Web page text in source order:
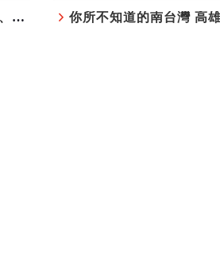
高雄最大親子遊樂園8/8開幕！30項設施免費玩、YOYO家族嗨翻暑假 你所不知道的南台灣 高